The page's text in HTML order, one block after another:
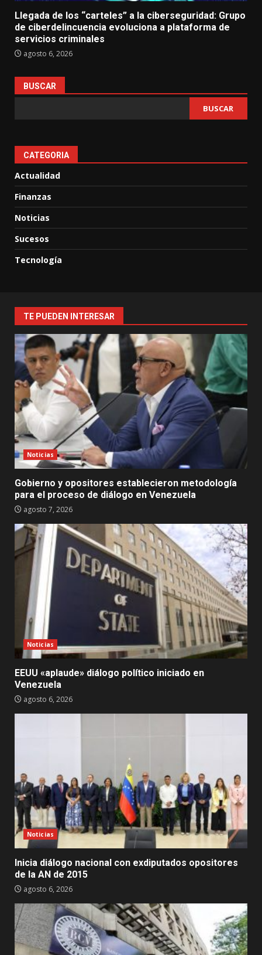
Llegada de los “carteles” a la ciberseguridad: Grupo
de ciberdelincuencia evoluciona a plataforma de
servicios criminales
agosto 6, 2026
BUSCAR
BUSCAR
CATEGORIA
Actualidad
Finanzas
Noticias
Sucesos
Tecnología
TE PUEDEN INTERESAR
Noticias
Gobierno y opositores establecieron metodología
para el proceso de diálogo en Venezuela
agosto 7, 2026
Noticias
EEUU «aplaude» diálogo político iniciado en
Venezuela
agosto 6, 2026
Noticias
Inicia diálogo nacional con exdiputados opositores
de la AN de 2015
agosto 6, 2026